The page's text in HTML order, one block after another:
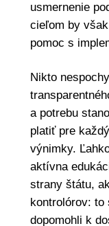
usmernenie
cieľom by
pomoc s
Nikto
a potrebu
platiť pre
výnimky.
aktívna
strany štátu,
kontrolórov: to
dopomohli k